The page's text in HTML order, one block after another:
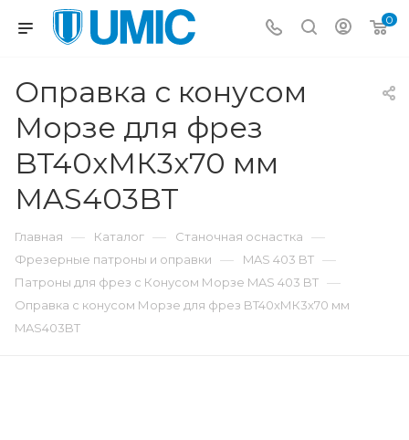
0
Оправка с конусом
Морзе для фрез
BT40xМК3х70 мм
MAS403BT
Главная — Каталог — Станочная оснастка —
Фрезерные патроны и оправки — MAS 403 BT —
Патроны для фрез с Конусом Морзе MAS 403 BT —
Оправка с конусом Морзе для фрез BT40xМК3х70 мм
MAS403BT